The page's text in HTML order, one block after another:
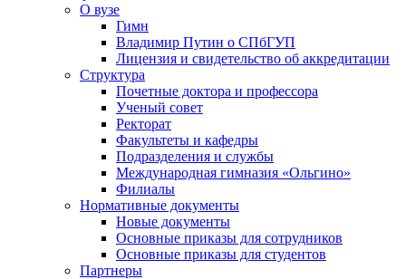
О вузе
Гимн
Владимир Путин о СПбГУП
Лицензия и свидетельство об аккредитации
Структура
Почетные доктора и профессора
Ученый совет
Ректорат
Факультеты и кафедры
Подразделения и службы
Международная гимназия «Ольгино»
Филиалы
Нормативные документы
Новые документы
Основные приказы для сотрудников
Основные приказы для студентов
Партнеры